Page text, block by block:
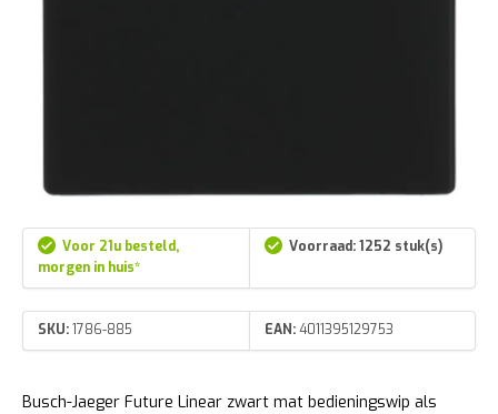
Voor 21u besteld,
morgen in huis*
Voorraad: 1252 stuk(s)
SKU:1786-885 EAN:4011395129753
Busch-Jaeger Future Linear zwart mat bedieningswip als